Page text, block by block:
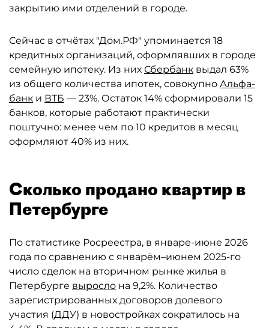
закрытию ими отделений в городе.
Сейчас в отчётах "Дом.РФ" упоминается 18
кредитных организаций, оформлявших в городе
семейную ипотеку. Из них Сбербанк выдал 63%
из общего количества ипотек, совокупно Альфа-
банк и ВТБ — 23%. Остаток 14% сформировали 15
банков, которые работают практически
поштучно: менее чем по 10 кредитов в месяц
оформляют 40% из них.
Сколько продано квартир в
Петербурге
По статистике Росреестра, в январе-июне 2026
года по сравнению с январём–июнем 2025-го
число сделок на вторичном рынке жилья в
Петербурге выросло на 9,2%. Количество
зарегистрированных договоров долевого
участия (ДДУ) в новостройках сократилось на